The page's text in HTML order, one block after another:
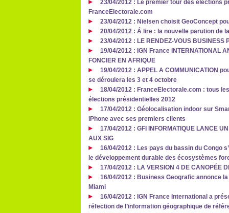
23/04/2012 : Le premier tour des élections
FranceElectorale.com
23/04/2012 : Nielsen choisit GeoConcept
20/04/2012 : Á lire : la nouvelle parution de
23/04/2012 : LE RENDEZ‐VOUS BUSINESS
19/04/2012 : IGN France INTERNATIONAL
FONCIER EN AFRIQUE
19/04/2012 : APPEL A COMMUNICATION
se déroulera les 3 et 4 octobre
18/04/2012 : FranceElectorale.com : tous
élections présidentielles 2012
17/04/2012 : Géolocalisation indoor sur
iPhone avec ses premiers clients
17/04/2012 : GFI INFORMATIQUE LANCE
AUX SIG
16/04/2012 : Les pays du bassin du Congo
le développement durable des écosystèmes
17/04/2012 : LA VERSION 4 DE CANOPÉE
16/04/2012 : Business Geografic annonce
Miami
16/04/2012 : IGN France International a
réfection de l’information géographique de